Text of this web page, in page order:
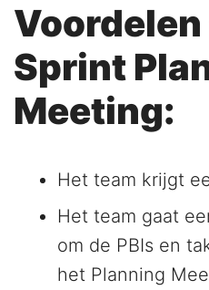
Sprint
Meeting:
Het team krijgt
Het team gaat
om de PBIs en
het Planning